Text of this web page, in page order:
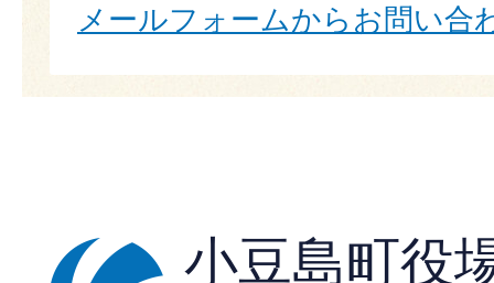
メールフォームからお問い合
小豆島町役